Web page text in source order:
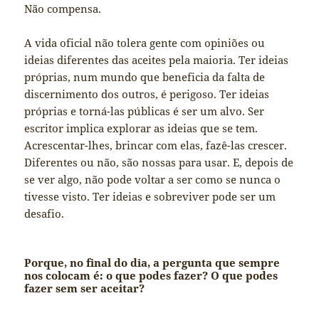
Não compensa.
A vida oficial não tolera gente com opiniões ou
ideias diferentes das aceites pela maioria. Ter ideias
próprias, num mundo que beneficia da falta de
discernimento dos outros, é perigoso. Ter ideias
próprias e torná-las públicas é ser um alvo. Ser
escritor implica explorar as ideias que se tem.
Acrescentar-lhes, brincar com elas, fazê-las crescer.
Diferentes ou não, são nossas para usar. E, depois de
se ver algo, não pode voltar a ser como se nunca o
tivesse visto. Ter ideias e sobreviver pode ser um
desafio.
Porque, no final do dia, a pergunta que sempre
nos colocam é: o que podes fazer? O que podes
fazer sem ser aceitar?